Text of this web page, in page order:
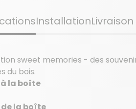
Installation
sweet memories - des
du bois.
à la boîte